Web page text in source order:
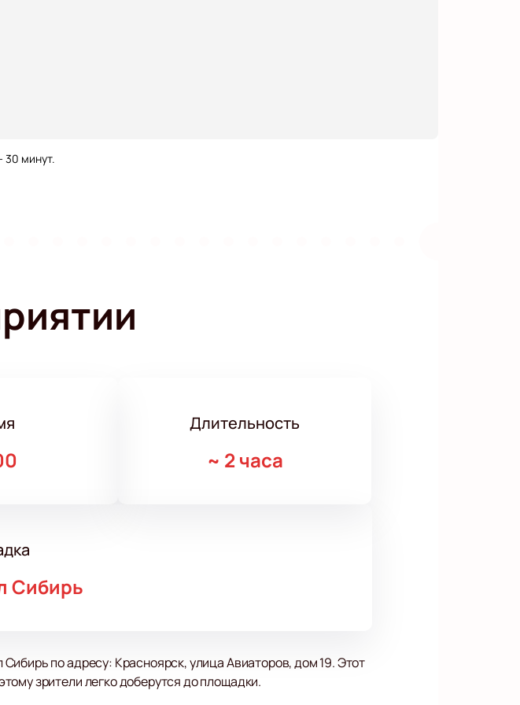
30 минут.
Длительность
~ 2 часа
Сибирь
по адресу: Красноярск, улица Авиаторов, дом 19. Этот
зрители легко доберутся до площадки.